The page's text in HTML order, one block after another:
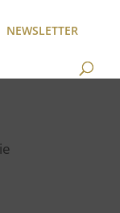
NEWSLETTER